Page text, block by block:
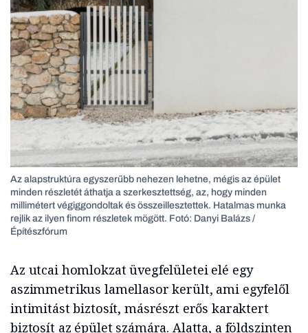
Az alapstruktúra egyszerűbb nehezen lehetne, mégis az épület
minden részletét áthatja a szerkesztettség, az, hogy minden
millimétert végiggondoltak és összeillesztettek. Hatalmas munka
rejlik az ilyen finom részletek mögött. Fotó: Danyi Balázs /
Építészfórum
Az utcai homlokzat üvegfelületei elé egy
aszimmetrikus lamellasor került, ami egyfelől
intimitást biztosít, másrészt erős karaktert
biztosít az épület számára. Alatta, a földszinten